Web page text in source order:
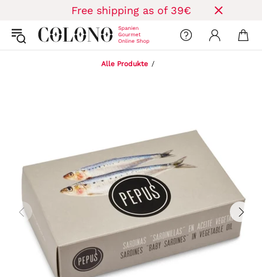
Free shipping as of 39€
Alle Produkte